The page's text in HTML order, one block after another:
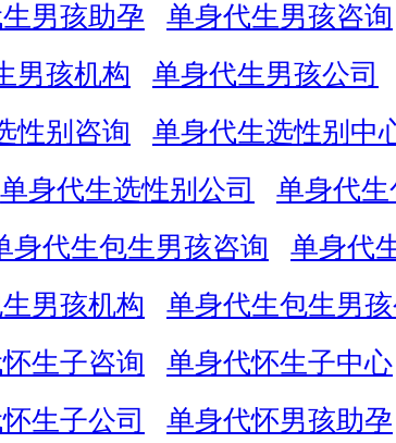
男孩助孕
单身代生男孩咨询
男孩机构
单身代生男孩公司
性别咨询
单身代生选性别中
单身代生选性别公司
单身代
身代生包生男孩咨询
单身代
男孩机构
单身代生包生男孩
生子咨询
单身代怀生子中心
生子公司
单身代怀男孩助孕